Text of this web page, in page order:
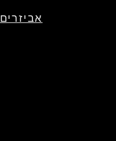
אביזרים